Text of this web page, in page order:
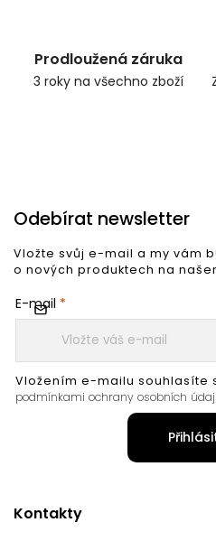
Prodloužená záruka
3 roky na všechno zboží
Kontakty
Odebírat newsletter
Vložte svůj e-mail a my vám
o nových produktech na
E-mail
Vložením e-mailu souhlasíte
podmínkami ochrany osobních